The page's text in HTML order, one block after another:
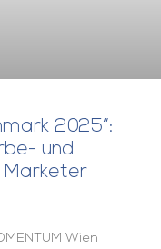
2025“:
und
Marketer
Wien